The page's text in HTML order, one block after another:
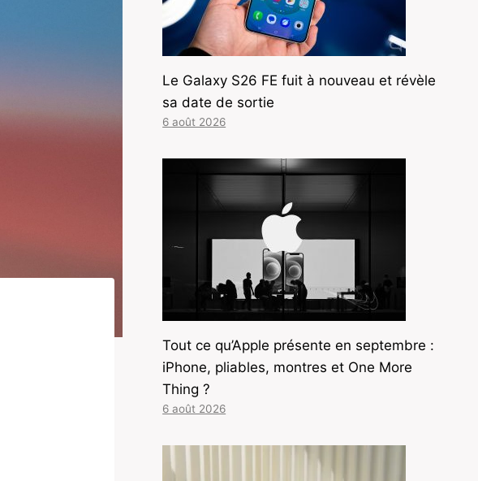
Le Galaxy S26 FE fuit à nouveau et révèle
sa date de sortie
6 août 2026
Tout ce qu’Apple présente en septembre :
iPhone, pliables, montres et One More
Thing ?
6 août 2026